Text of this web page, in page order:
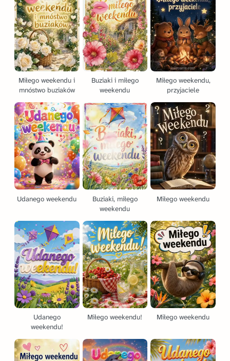
Miłego weekendu i
mnóstwo buziaków
Buziaki i miłego
weekendu
Miłego weekendu,
przyjaciele
Udanego weekendu
Buziaki, miłego
weekendu
Miłego weekendu
Udanego
weekendu!
Miłego weekendu! Miłego weekendu